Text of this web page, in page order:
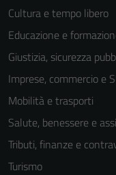
Cultura e tempo libero
Educazione e
Giustizia, sicurezza
Imprese, commercio e
Mobilità e trasporti
Salute, benessere e
Tributi, finanze e
Turismo